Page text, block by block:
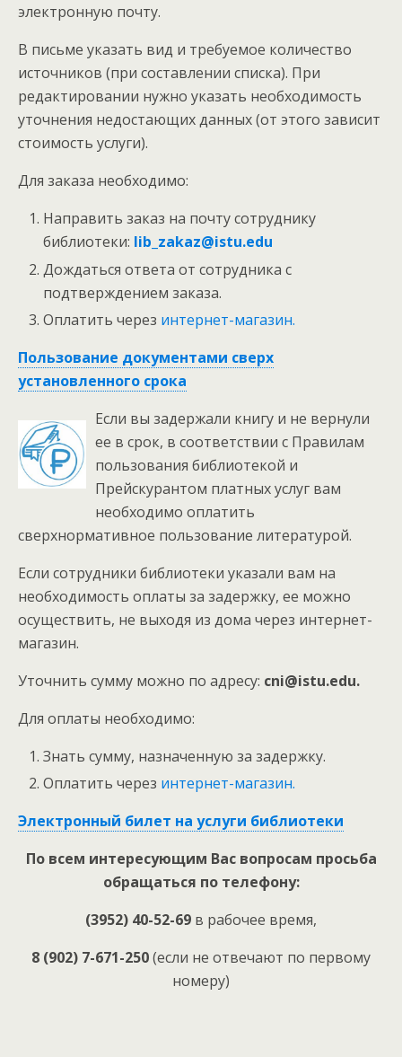
электронную почту.
В письме указать вид и требуемое количество
источников (при составлении списка). При
редактировании нужно указать необходимость
уточнения недостающих данных (от этого зависит
стоимость услуги).
Для заказа необходимо:
Направить заказ на почту сотруднику
библиотеки: lib_zakaz@istu.edu
Дождаться ответа от сотрудника с
подтверждением заказа.
Оплатить через интернет-магазин.
Пользование документами сверх
установленного срока
Если вы задержали книгу и не вернули
ее в срок, в соответствии с Правилам
пользования библиотекой и
Прейскурантом платных услуг вам
необходимо оплатить
сверхнормативное пользование литературой.
Если сотрудники библиотеки указали вам на
необходимость оплаты за задержку, ее можно
осуществить, не выходя из дома через интернет-
магазин.
Уточнить сумму можно по адресу: cni@istu.edu.
Для оплаты необходимо:
Знать сумму, назначенную за задержку.
Оплатить через интернет-магазин.
Электронный билет на услуги библиотеки
По всем интересующим Вас вопросам просьба
обращаться по телефону:
(3952) 40-52-69 в рабочее время,
8 (902) 7-671-250(если не отвечают по первому
номеру)